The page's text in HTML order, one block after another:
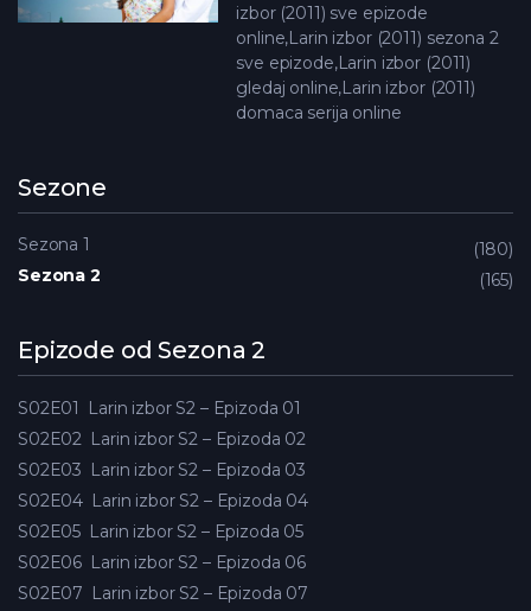
izbor (2011) sve epizode
online,Larin izbor (2011) sezona 2
sve epizode,Larin izbor (2011)
gledaj online,Larin izbor (2011)
domaca serija online
Sezone
Sezona 1
180
Sezona 2
165
Epizode od Sezona 2
S02E01
Larin izbor S2 – Epizoda 01
S02E02 Larin izbor S2 – Epizoda 02
S02E03 Larin izbor S2 – Epizoda 03
S02E04 Larin izbor S2 – Epizoda 04
S02E05 Larin izbor S2 – Epizoda 05
S02E06 Larin izbor S2 – Epizoda 06
S02E07 Larin izbor S2 – Epizoda 07